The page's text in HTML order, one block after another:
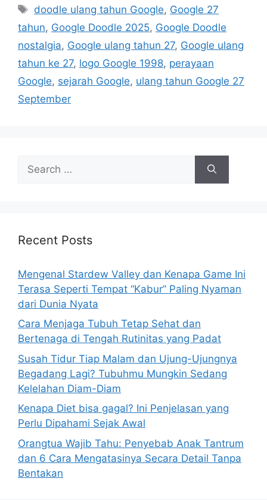
e
g
o
r
e
s
T
s
doodle ulang tahun Google, Google 27
tahun, Google Doodle 2025, Google Doodle
nostalgia, Google ulang tahun 27, Google ulang
tahun ke 27, logo Google 1998, perayaan
Google, sejarah Google, ulang tahun Google 27
September
h
r
:
Recent Posts
Mengenal Stardew Valley dan Kenapa Game Ini
Terasa Seperti Tempat “Kabur” Paling Nyaman
dari Dunia Nyata
Cara Menjaga Tubuh Tetap Sehat dan
Bertenaga di Tengah Rutinitas yang Padat
Susah Tidur Tiap Malam dan Ujung-Ujungnya
Begadang Lagi? Tubuhmu Mungkin Sedang
Kelelahan Diam-Diam
Kenapa Diet bisa gagal? Ini Penjelasan yang
Perlu Dipahami Sejak Awal
Orangtua Wajib Tahu: Penyebab Anak Tantrum
dan 6 Cara Mengatasinya Secara Detail Tanpa
Bentakan